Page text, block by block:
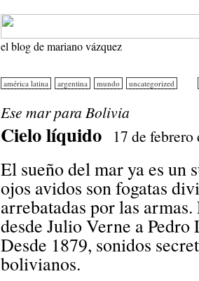
el blog de mariano vázquez
américa latina argentina mundo uncategorized
Ese mar para Bolivia
Cielo líquido 17 de
El sueño del mar ya es un
ojos avidos son fogatas
arrebatadas por las
desde Julio Verne a
Desde 1879, sonidos
bolivianos.